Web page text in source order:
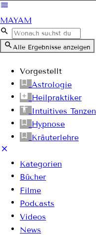
MAYAM
Alle Ergebnisse anzeigen
Vorgestellt
Astrologie
Heilpraktiker
Intuitives Tanzen
Hypnose
Kräuterlehre
Kategorien
Bücher
Filme
Podcasts
Videos
News